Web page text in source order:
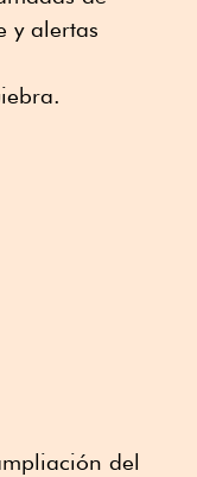
y alertas
del